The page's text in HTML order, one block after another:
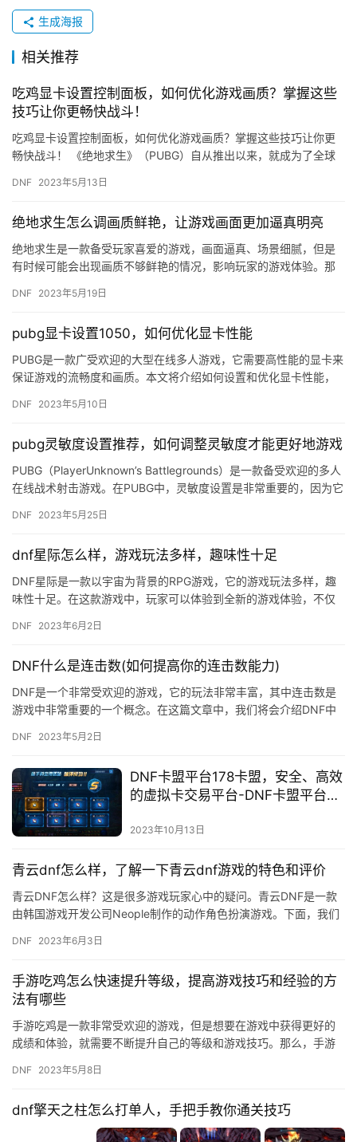
生成海报
相关推荐
吃鸡显卡设置控制面板，如何优化游戏画质？掌握这些
技巧让你更畅快战斗！
吃鸡显卡设置控制面板，如何优化游戏画质？掌握这些技巧让你更
畅快战斗！ 《绝地求生》（PUBG）自从推出以来，就成为了全球
畅…
DNF 2023年5月13日
绝地求生怎么调画质鲜艳，让游戏画面更加逼真明亮
绝地求生是一款备受玩家喜爱的游戏，画面逼真、场景细腻，但是
有时候可能会出现画质不够鲜艳的情况，影响玩家的游戏体验。那
先，我…
DNF 2023年5月19日
pubg显卡设置1050，如何优化显卡性能
PUBG是一款广受欢迎的大型在线多人游戏，它需要高性能的显卡来
保证游戏的流畅度和画质。本文将介绍如何设置和优化显卡性能，
DNF 2023年5月10日
pubg灵敏度设置推荐，如何调整灵敏度才能更好地游戏
PUBG（PlayerUnknown’s Battlegrounds）是一款备受欢迎的多人
在线战术射击游戏。在PUBG中，灵敏度设置是非常重要的，因为它
DNF 2023年5月25日
dnf星际怎么样，游戏玩法多样，趣味性十足
DNF星际是一款以宇宙为背景的RPG游戏，它的游戏玩法多样，趣
味性十足。在这款游戏中，玩家可以体验到全新的游戏体验，不仅
DNF 2023年6月2日
DNF什么是连击数(如何提高你的连击数能力)
DNF是一个非常受欢迎的游戏，它的玩法非常丰富，其中连击数是
游戏中非常重要的一个概念。在这篇文章中，我们将会介绍DNF中
数？…
DNF 2023年5月2日
DNF卡盟平台178卡盟，安全、高效
的虚拟卡交易平台-DNF卡盟平台
2023年10月13日
青云dnf怎么样，了解一下青云dnf游戏的特色和评价
青云DNF怎么样？这是很多游戏玩家心中的疑问。青云DNF是一款
由韩国游戏开发公司Neople制作的动作角色扮演游戏。下面，我们
DNF 2023年6月3日
手游吃鸡怎么快速提升等级，提高游戏技巧和经验的方
法有哪些
手游吃鸡是一款非常受欢迎的游戏，但是想要在游戏中获得更好的
成绩和体验，就需要不断提升自己的等级和游戏技巧。那么，手游
经验的…
DNF 2023年5月8日
dnf擎天之柱怎么打单人，手把手教你通关技巧